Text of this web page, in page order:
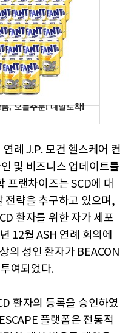
례 J.P. 모건 헬스케어 컨
및 비즈니스 업데이트를
프랜차이즈는 SCD에 대
전략을 추구하고 있으며,
환자를 위한 자가 세포
12월 ASH 연례 회의에
의 성인 환자가 BEACON
여되었다.
환자의 등록을 승인하였
플랫폼은 전통적